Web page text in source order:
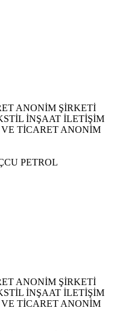
ANONİM ŞİRKETİ
İNŞAAT İLETİŞİM
TİCARET ANONİM
PETROL
ANONİM ŞİRKETİ
İNŞAAT İLETİŞİM
TİCARET ANONİM